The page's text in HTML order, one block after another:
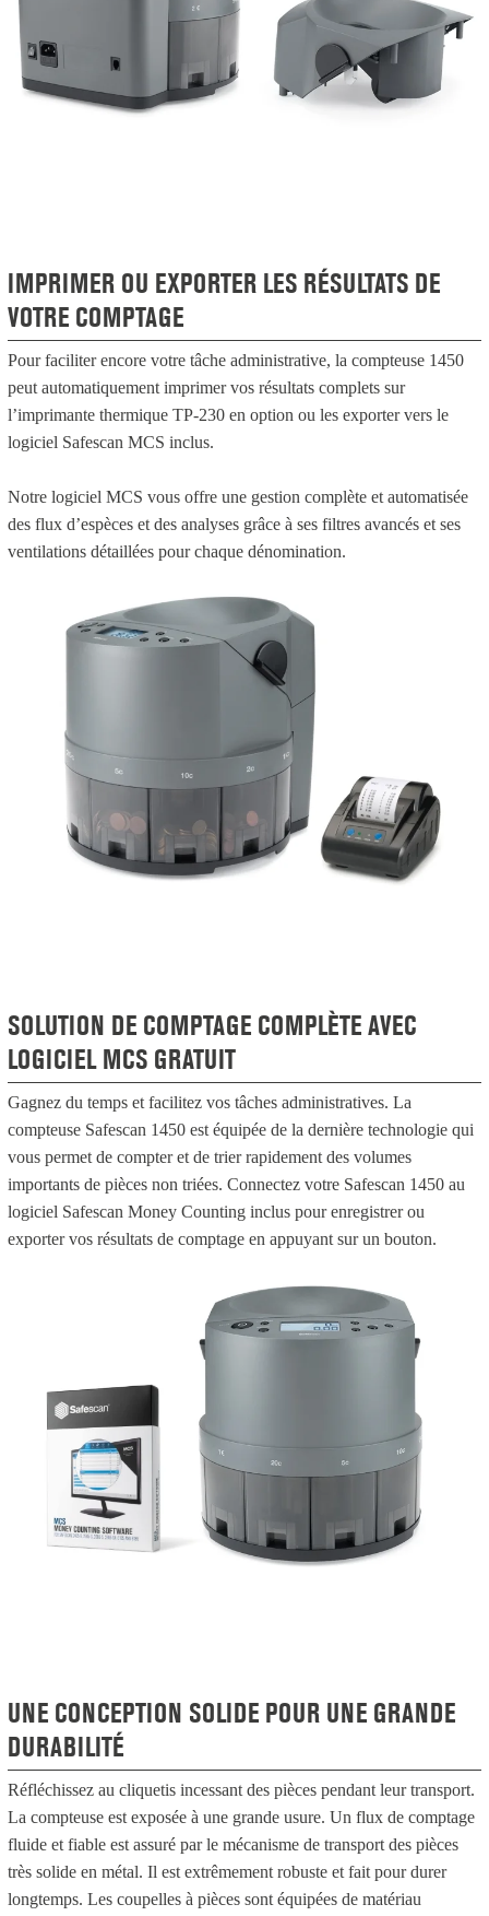
IMPRIMER OU EXPORTER LES RÉSULTATS DE
VOTRE COMPTAGE
Pour faciliter encore votre tâche administrative, la compteuse 1450
peut automatiquement imprimer vos résultats complets sur
l’imprimante thermique TP-230 en option ou les exporter vers le
logiciel Safescan MCS inclus.
Notre logiciel MCS vous offre une gestion complète et automatisée
des flux d’espèces et des analyses grâce à ses filtres avancés et ses
ventilations détaillées pour chaque dénomination.
SOLUTION DE COMPTAGE COMPLÈTE AVEC
LOGICIEL MCS GRATUIT
Gagnez du temps et facilitez vos tâches administratives. La
compteuse Safescan 1450 est équipée de la dernière technologie qui
vous permet de compter et de trier rapidement des volumes
importants de pièces non triées. Connectez votre Safescan 1450 au
logiciel Safescan Money Counting inclus pour enregistrer ou
exporter vos résultats de comptage en appuyant sur un bouton.
UNE CONCEPTION SOLIDE POUR UNE GRANDE
DURABILITÉ
Réfléchissez au cliquetis incessant des pièces pendant leur transport.
La compteuse est exposée à une grande usure. Un flux de comptage
fluide et fiable est assuré par le mécanisme de transport des pièces
très solide en métal. Il est extrêmement robuste et fait pour durer
longtemps. Les coupelles à pièces sont équipées de matériau